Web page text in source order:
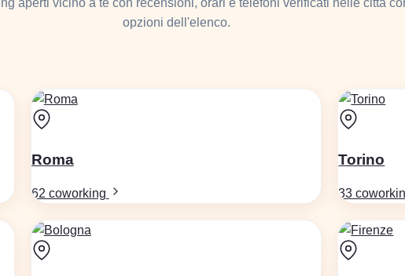
opzioni dell'elenco.
Roma
62 coworking
Torino
33